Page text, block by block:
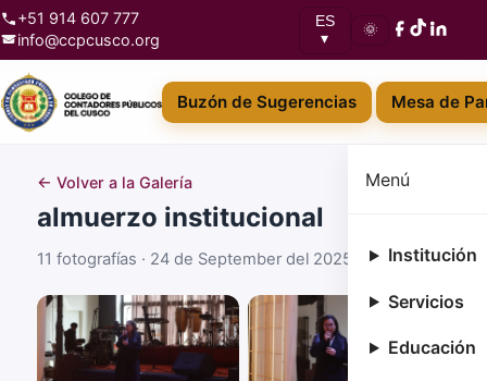
+51 914 607 777
info@ccpcusco.org
ES
▾
🌞
Buzón de Sugerencias Mesa de
Menú
Institución
Servicios
Educación
← Volver a la Galería
almuerzo institucional
11 fotografías · 24 de September del 2025